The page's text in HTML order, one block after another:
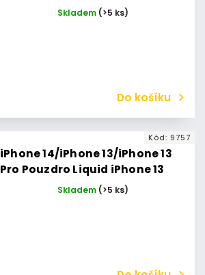
(Červené)Skladem (>5 ks)
Do košíku
iPhone 14/iPhone 13/iPhone 13
Pro Pouzdro Liquid iPhone 13
Pro (Černé)Skladem (>5 ks)
Kód: 9757